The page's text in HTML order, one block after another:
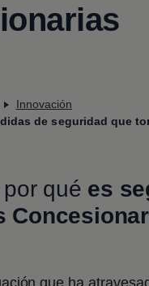
Innovación
de seguridad que
qué es
que ha